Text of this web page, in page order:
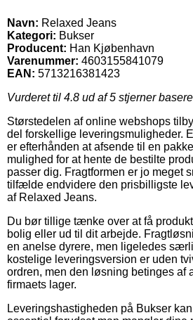
Navn: Relaxed Jeans
Kategori: Bukser
Producent: Han Kjøbenhavn
Varenummer: 4603155841079
EAN: 5713216381423
Vurderet til 4.8 ud af 5 stjerner
Størstedelen af online webshops
del forskellige leveringsmuligheder.
er efterhånden at afsende til en
mulighed for at hente de bestilte
passer dig. Fragtformen er jo meget
tilfælde endvidere den prisbilligste
af Relaxed Jeans.
Du bør tillige tænke over at få
bolig eller ud til dit arbejde.
en anelse dyrere, men ligeledes
kostelige leveringsversion er uden
ordren, men den løsning betinges af
firmaets lager.
Leveringshastigheden på Bukser